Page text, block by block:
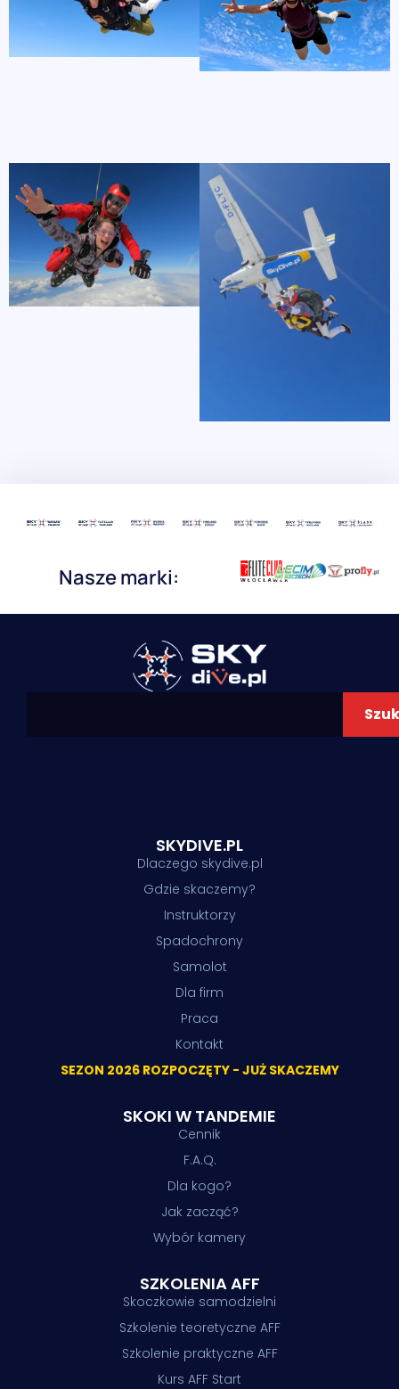
Nasze marki:
SKYDIVE.PL
Dlaczego skydive.pl
Gdzie skaczemy?
Instruktorzy
Spadochrony
Samolot
Dla firm
Praca
Kontakt
SEZON 2026 ROZPOCZĘTY - JUŻ SKACZEMY
SKOKI W TANDEMIE
Cennik
F.A.Q.
Dla kogo?
Jak zacząć?
Wybór kamery
SZKOLENIA AFF
Skoczkowie samodzielni
Szkolenie teoretyczne AFF
Szkolenie praktyczne AFF
Kurs AFF Start